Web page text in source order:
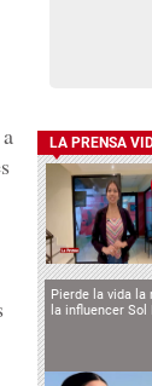
LA PRENSA
Pierde la vida la
la influencer Sol